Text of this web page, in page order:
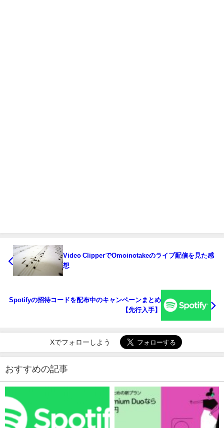
Video ClipperでOmoinotakeのライブ配信を見た感
想
Spotifyの招待コードを配布中のキャンペーンまとめ
【先行入手】
Xでフォローしよう
おすすめの記事